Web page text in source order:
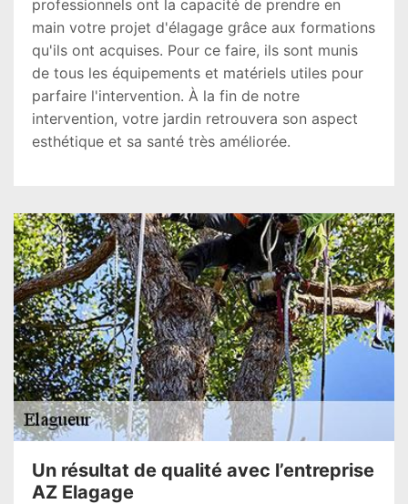
professionnels ont la capacité de prendre en
main votre projet d'élagage grâce aux formations
qu'ils ont acquises. Pour ce faire, ils sont munis
de tous les équipements et matériels utiles pour
parfaire l'intervention. À la fin de notre
intervention, votre jardin retrouvera son aspect
esthétique et sa santé très améliorée.
Un résultat de qualité avec l’entreprise
AZ Elagage